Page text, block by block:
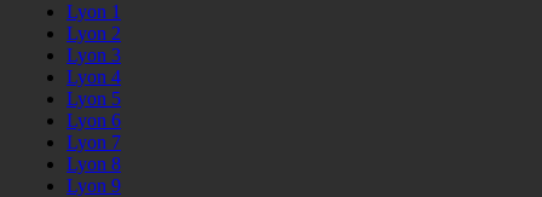
Lyon 1
Lyon 2
Lyon 3
Lyon 4
Lyon 5
Lyon 6
Lyon 7
Lyon 8
Lyon 9